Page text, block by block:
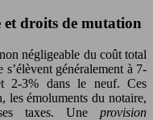
droits de mutation
négligeable du coût total
généralement à 7-
2-3% dans le neuf. Ces
les émoluments du notaire,
taxes. Une provision